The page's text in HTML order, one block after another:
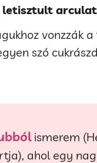
letisztult
vonzzák
szó
ismerem
ahol egy